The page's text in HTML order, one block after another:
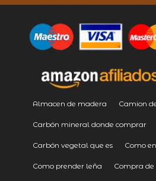
Almacen de madera Camion
Carbón mineral donde comprar
Carbón vegetal que es Como
Como prender leña Compra de